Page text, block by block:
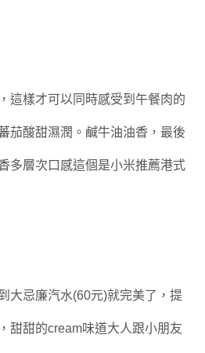
這樣才可以同時感受到午餐肉的
茄酸甜濕潤。鹹牛油油香，最後
多層次口感這個是小米推薦港式
大忌廉汽水(60元)就完美了，提
甜甜的cream味道大人跟小朋友